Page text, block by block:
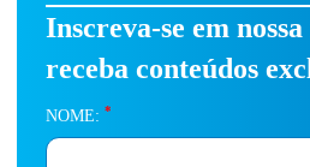
Inscreva-se em
receba conteúdos
NOME: *